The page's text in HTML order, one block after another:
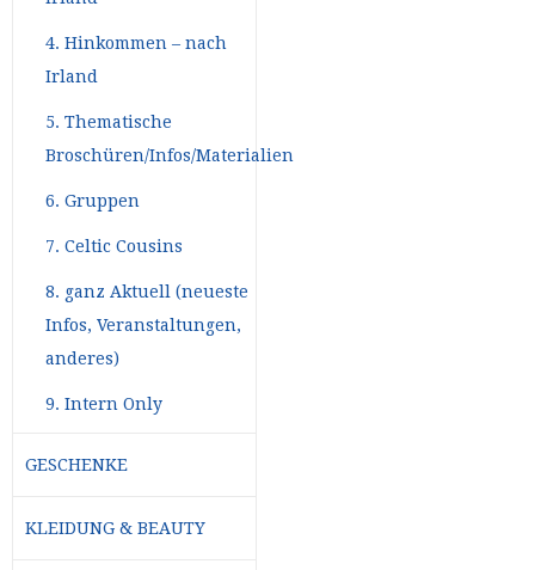
4. Hinkommen – nach
Irland
5. Thematische
Broschüren/Infos/Materialien
6. Gruppen
7. Celtic Cousins
8. ganz Aktuell (neueste
Infos, Veranstaltungen,
anderes)
9. Intern Only
GESCHENKE
KLEIDUNG & BEAUTY